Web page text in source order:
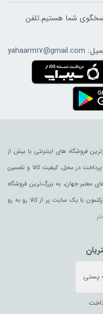
پاسخگوی شما هستیم.تلفن
yahaarm17@gmail.com
فروشگاه های اینترنتی با بیش از
در محل، کیفیت کالا و تضمین
معتبر جهان، به بزرگ‌ترین فروشگاه
با یک سایت پر از کالا رو به رو
می‌کند در اینجا پیدا خواهید کرد.
پستی